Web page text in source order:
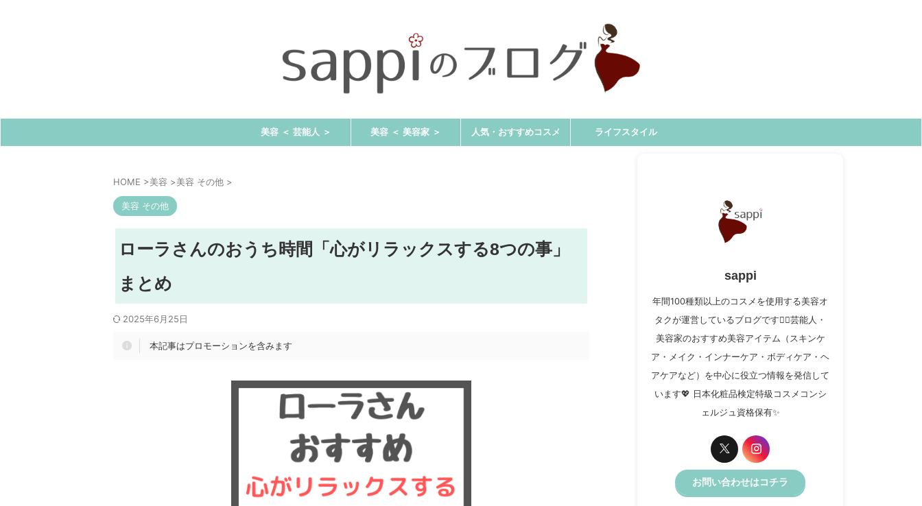
美容 ＜ 芸能人 ＞ 美容 ＜ 美容家 ＞ 人気・おすすめコスメ ライフスタイル
HOME >美容 >美容 その他 >
美容 その他
ローラさんのおうち時間「心がリラックスする8つの事」
まとめ
2025年6月25日
本記事はプロモーションを含みます
sappi
年間100種類以上のコスメを使用する美容オ
タクが運営しているブログです✍🏻芸能人・
美容家のおすすめ美容アイテム（スキンケ
ア・メイク・インナーケア・ボディケア・ヘ
アケアなど）を中心に役立つ情報を発信して
います💖 日本化粧品検定特級コスメコンシ
ェルジュ資格保有✨️
お問い合わせはコチラ